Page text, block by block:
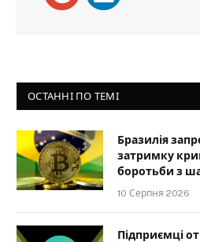
ОСТАННІ ПО ТЕМІ
Бразилія
затримку
боротьби з
10 Серпня 2026
Підприємці